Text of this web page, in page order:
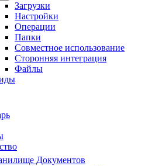
Загрузки
Настройки
Операции
Папки
Совместное использование
Сторонняя интеграция
Файлы
Документов